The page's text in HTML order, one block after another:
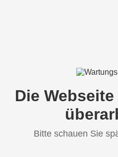
Die
Bitte schauen Sie